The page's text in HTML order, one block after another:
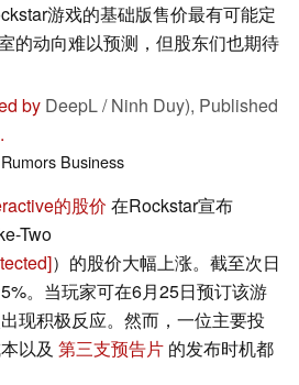
游戏的基础版售价最有可能定
的动向难以预测，但股东们也期待
by DeepL / Ninh Duy), Published
Business
的股价 在Rockstar宣布
Two
）的股价大幅上涨。截至次日
。当玩家可在6月25日预订该游
现积极反应。然而，一位主要投
以及 第三支预告片 的发布时机都